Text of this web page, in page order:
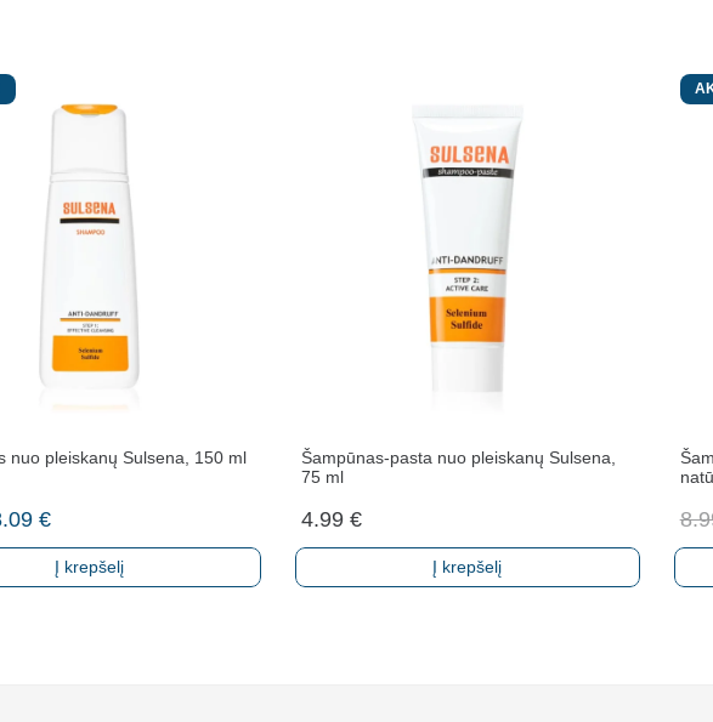
nuo pleiskanų Sulsena, 150 ml
€Current
price
is:
Į krepšelį
Šampūnas-pasta nuo pleiskanų Sulsena,
75 ml
4.99€
Į krepšelį